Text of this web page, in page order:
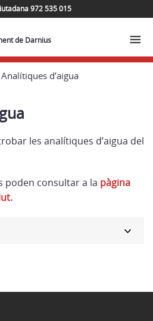
972 535 015
de Darnius
Analítiques d’aigua
les analítiques d’aigua del
poden consultar a la pàgina